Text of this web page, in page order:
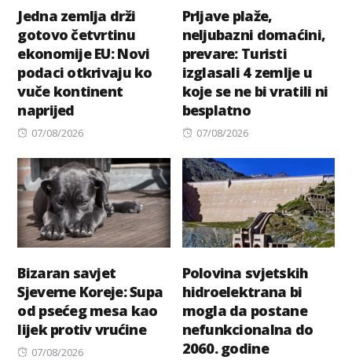
Jedna zemlja drži
gotovo četvrtinu
ekonomije EU: Novi
podaci otkrivaju ko
vuče kontinent
naprijed
Posted
07/08/2026
Prljave plaže,
neljubazni domaćini,
prevare: Turisti
izglasali 4 zemlje u
koje se ne bi vratili ni
besplatno
Posted
07/08/2026
Bizaran savjet
Sjeverne Koreje: Supa
od psećeg mesa kao
lijek protiv vrućine
Posted
07/08/2026
Polovina svjetskih
hidroelektrana bi
mogla da postane
nefunkcionalna do
2060. godine